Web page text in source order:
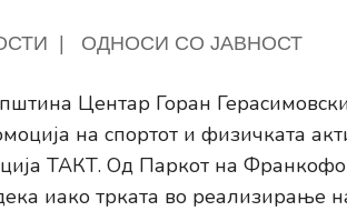
ОДНОСИ СО ЈАВНОСТ
Центар Горан
на спортот и физичката
ТАКТ. Од Паркот на
иако трката во реализирање